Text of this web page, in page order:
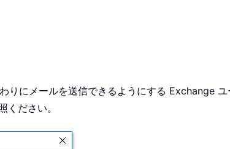
りにメールを送信できるようにする Exchange ユ
ください。